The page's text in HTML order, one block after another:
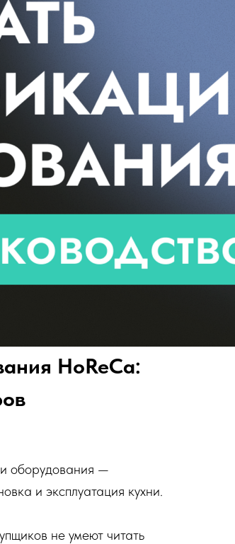
HoReCa:
оборудования —
и эксплуатация кухни.
не умеют читать